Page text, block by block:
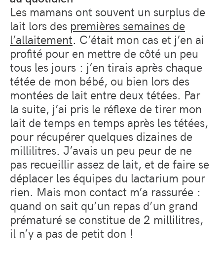
Les mamans ont souvent un surplus de
lait lors des premières semaines de
l’allaitement. C’était mon cas et j’en ai
profité pour en mettre de côté un peu
tous les jours : j’en tirais après chaque
tétée de mon bébé, ou bien lors des
montées de lait entre deux tétées. Par
la suite, j’ai pris le réflexe de tirer mon
lait de temps en temps après les tétées,
pour récupérer quelques dizaines de
millilitres. J’avais un peu peur de ne
pas recueillir assez de lait, et de faire se
déplacer les équipes du lactarium pour
rien. Mais mon contact m’a rassurée :
quand on sait qu’un repas d’un grand
prématuré se constitue de 2 millilitres,
il n’y a pas de petit don !